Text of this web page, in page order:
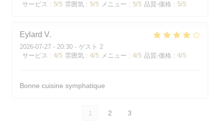
サービス : 5/5 雰囲気 : 5/5 メニュー : 5/5 品質-価格 : 5/5
Eylard V
2026-07-27 - 20:30 - ゲスト 2
サービス : 4/5 雰囲気 : 4/5 メニュー : 4/5 品質-価格 : 4/5
Bonne cuisine symphatique
1 2 3